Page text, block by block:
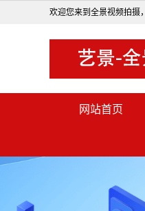
欢迎您来到全景视频拍摄
网站首页